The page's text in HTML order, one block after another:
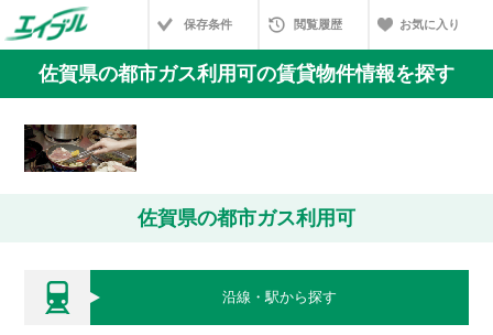
保存条件 閲覧履歴 お気に入り
佐賀県の都市ガス利用可の賃貸物件情報を探す
佐賀県の都市ガス利用可
沿線・駅から探す